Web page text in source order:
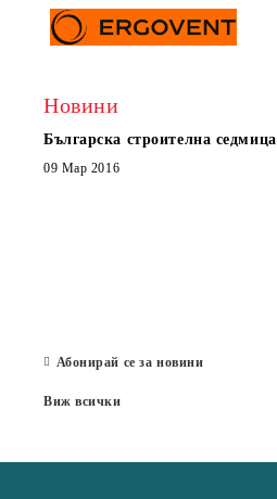
Новини
Българска строителна седмица
09 Мар 2016
Абонирай се за новини
Виж всички